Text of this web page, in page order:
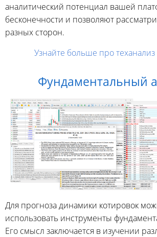
аналитический потенциал вашей
бесконечности и позволяют
разных сторон.
Узнайте больше про
Фундаментальный
Для прогноза динамики котировок
использовать инструменты
Его смысл заключается в изучении